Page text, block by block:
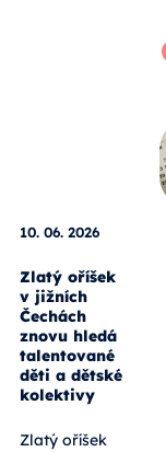
10. 06. 2026
Zlatý oříšek
v jižních
Čechách
znovu hledá
talentované
děti a dětské
kolektivy
Zlatý oříšek